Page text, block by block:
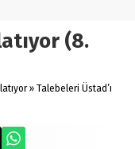
(8.
» Talebeleri Üstad’ı